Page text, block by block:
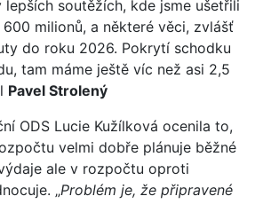
lepších soutěžích, kde jsme ušetřili
milionů, a některé věci, zvlášť
do roku 2026. Pokrytí schodku
tam máme ještě víc než asi 2,5
Pavel Strolený
ODS Lucie Kužílková ocenila to,
velmi dobře plánuje běžné
ale v rozpočtu oproti
„Problém je, že připravené